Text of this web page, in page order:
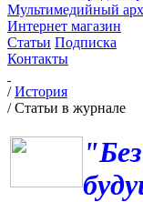
Мультимедийный
Интернет магазин
Статьи Подписка
Контакты
/История
/Статьи в журнале